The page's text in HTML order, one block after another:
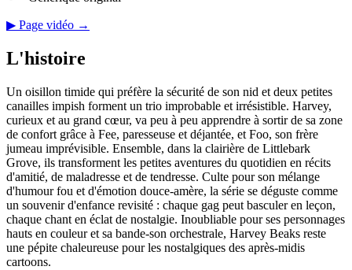
▶ Page vidéo →
L'histoire
Un oisillon timide qui préfère la sécurité de son nid et deux petites
canailles impish forment un trio improbable et irrésistible. Harvey,
curieux et au grand cœur, va peu à peu apprendre à sortir de sa zone
de confort grâce à Fee, paresseuse et déjantée, et Foo, son frère
jumeau imprévisible. Ensemble, dans la clairière de Littlebark
Grove, ils transforment les petites aventures du quotidien en récits
d'amitié, de maladresse et de tendresse. Culte pour son mélange
d'humour fou et d'émotion douce-amère, la série se déguste comme
un souvenir d'enfance revisité : chaque gag peut basculer en leçon,
chaque chant en éclat de nostalgie. Inoubliable pour ses personnages
hauts en couleur et sa bande-son orchestrale, Harvey Beaks reste
une pépite chaleureuse pour les nostalgiques des après-midis
cartoons.